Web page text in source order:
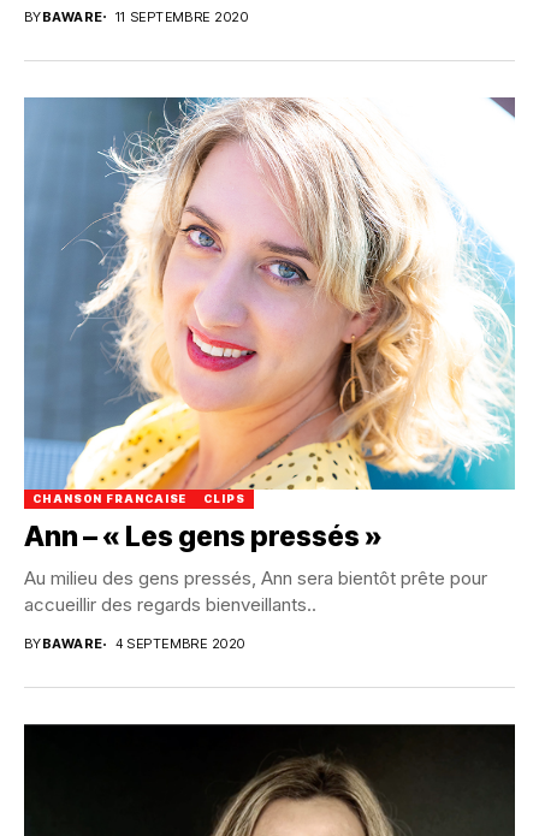
BYBAWARE 11 SEPTEMBRE 2020
CHANSON FRANCAISE CLIPS
Ann – « Les gens pressés »
Au milieu des gens pressés, Ann sera bientôt prête pour
accueillir des regards bienveillants..
BYBAWARE 4 SEPTEMBRE 2020